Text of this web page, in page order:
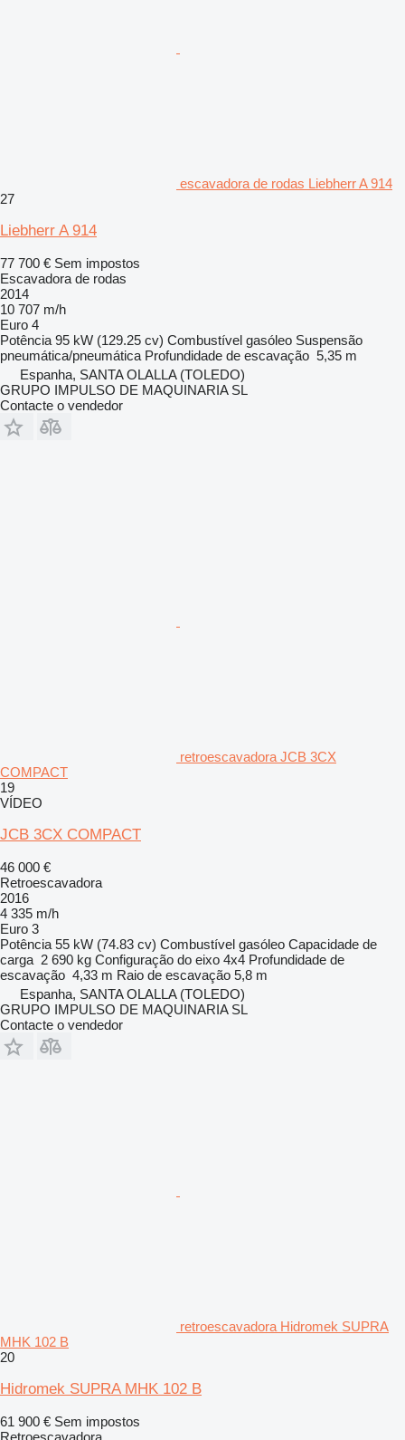
escavadora de rodas Liebherr A 914
27
Liebherr A 914
77 700 € Sem impostos
Escavadora de rodas
2014
10 707 m/h
Euro 4
Potência 95 kW (129.25 cv) Combustível gasóleo Suspensão
pneumática/pneumática Profundidade de escavação 5,35 m
Espanha, SANTA OLALLA (TOLEDO)
GRUPO IMPULSO DE MAQUINARIA SL
Contacte o vendedor
retroescavadora JCB 3CX
COMPACT
19
VÍDEO
JCB 3CX COMPACT
46 000 €
Retroescavadora
2016
4 335 m/h
Euro 3
Potência 55 kW (74.83 cv) Combustível gasóleo Capacidade de
carga 2 690 kg Configuração do eixo 4x4 Profundidade de
escavação 4,33 m Raio de escavação 5,8 m
Espanha, SANTA OLALLA (TOLEDO)
GRUPO IMPULSO DE MAQUINARIA SL
Contacte o vendedor
retroescavadora Hidromek SUPRA
MHK 102 B
20
Hidromek SUPRA MHK 102 B
61 900 € Sem impostos
Retroescavadora